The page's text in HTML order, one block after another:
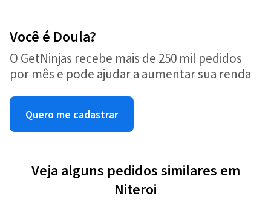
Você é Doula?
O GetNinjas recebe mais de 250 mil pedidos
por mês e pode ajudar a aumentar sua renda
Quero me cadastrar
Veja alguns pedidos similares em
Niteroi